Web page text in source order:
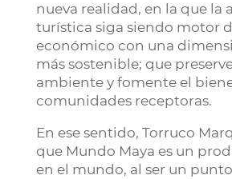
nueva realidad, en la que la
turística siga siendo motor
económico con una
más sostenible; que
ambiente y fomente el
comunidades receptoras.
En ese sentido, Torruco
que Mundo Maya es un
en el mundo, al ser un